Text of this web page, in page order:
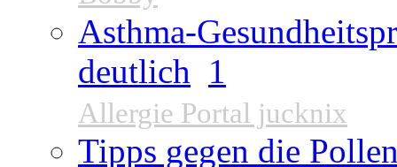
Asthma-
deutlich 1
Allergie Portal jucknix
Tipps gegen die